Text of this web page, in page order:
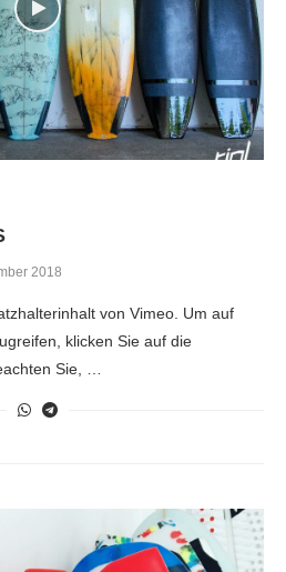
2018
von Vimeo. Um auf
klicken Sie auf die
Sie, …